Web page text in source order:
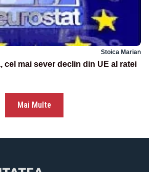
Stoica Marian
cel mai sever declin din UE al ratei
Mai Multe